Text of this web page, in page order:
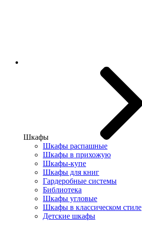
Шкафы
Шкафы распашные
Шкафы в прихожую
Шкафы-купе
Шкафы для книг
Гардеробные системы
Библиотека
Шкафы угловые
Шкафы в классическом стиле
Детские шкафы